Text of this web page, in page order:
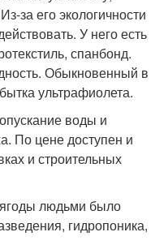
за его экологичности
У него есть
спанбонд.
Обыкновенный в
ультрафиолета.
воды и
По цене доступен и
и строительных
ягоды людьми было
гидропоника,